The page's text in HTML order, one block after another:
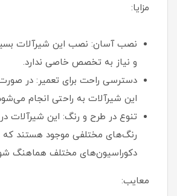
مزایا:
نصب آسان: نصب این شیرآلات
و نیاز به تخصص خاصی ندارد.
دسترسی راحت برای تعمیر: در صورت
این شیرآلات به راحتی انجام
تنوع در طرح و رنگ: این شیرآلات در
رنگ‌های مختلفی موجود هستند که
دکوراسیون‌های مختلف هماهنگ
معایب: